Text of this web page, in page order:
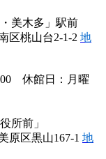
多」駅前
台2-1-2 地
日：月曜
」
山167-1 地